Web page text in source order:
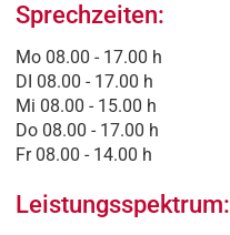
Sprechzeiten:
Mo 08.00 - 17.00 h
DI 08.00 - 17.00 h
Mi 08.00 - 15.00 h
Do 08.00 - 17.00 h
Fr 08.00 - 14.00 h
Leistungsspektrum: